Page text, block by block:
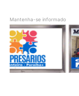
Mantenha-se informado